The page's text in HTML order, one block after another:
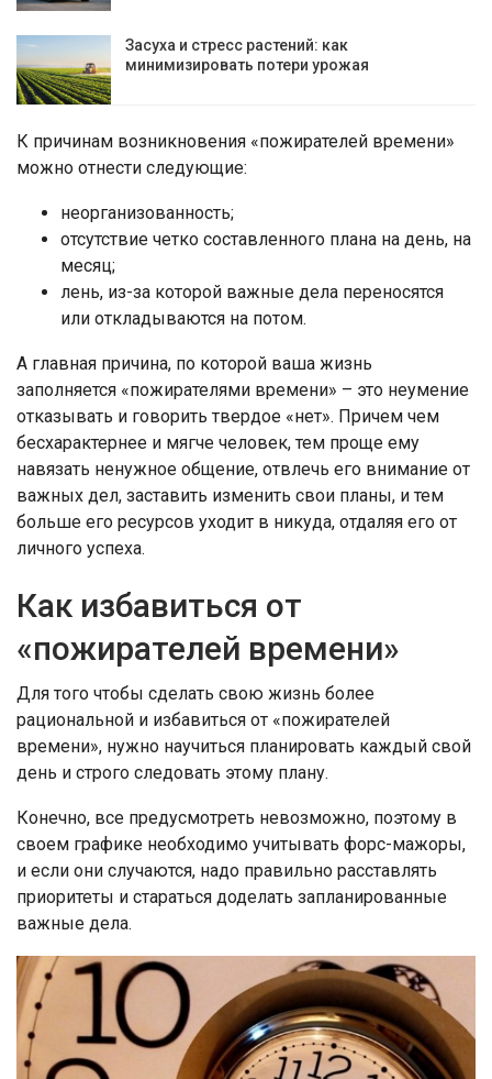
Засуха и стресс растений: как
минимизировать потери урожая
К причинам возникновения «пожирателей времени»
можно отнести следующие:
неорганизованность;
отсутствие четко составленного плана на день, на
месяц;
лень, из-за которой важные дела переносятся
или откладываются на потом.
А главная причина, по которой ваша жизнь
заполняется «пожирателями времени» – это неумение
отказывать и говорить твердое «нет». Причем чем
бесхарактернее и мягче человек, тем проще ему
навязать ненужное общение, отвлечь его внимание от
важных дел, заставить изменить свои планы, и тем
больше его ресурсов уходит в никуда, отдаляя его от
личного успеха.
Как избавиться от
«пожирателей времени»
Для того чтобы сделать свою жизнь более
рациональной и избавиться от «пожирателей
времени», нужно научиться планировать каждый свой
день и строго следовать этому плану.
Конечно, все предусмотреть невозможно, поэтому в
своем графике необходимо учитывать форс-мажоры,
и если они случаются, надо правильно расставлять
приоритеты и стараться доделать запланированные
важные дела.